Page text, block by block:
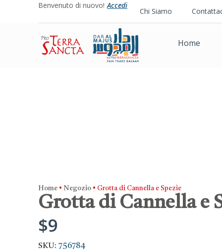
Benvenuto di nuovo! Accedi
Chi Siamo
Home
Home • Negozio • Grotta di Cannella e Spezie
Grotta di Cannella e
$9
SKU: 756784